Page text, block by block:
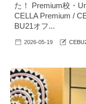
た！ Premium校・
CELLA Premium /
BU21オフ...
2026-05-19